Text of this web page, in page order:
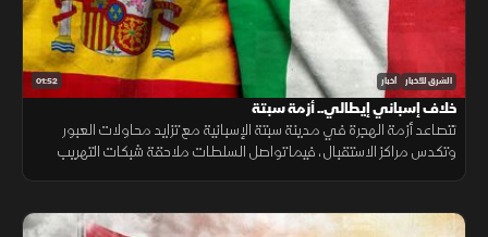
01:52 الشرق للأخبار أخبار
خلاف إسباني إيطالي.. أزمة سبتة
تتصاعد أزمة الهجرة في مدينة سبتة الإسبانية مع تزايد محاولات العبور
وتكدس مراكز الاستقبال، فيما تواصل السلطات ملاحقة شبكات التهريب